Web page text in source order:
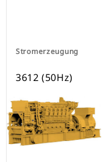
Stromerzeugung
3612 (50Hz)